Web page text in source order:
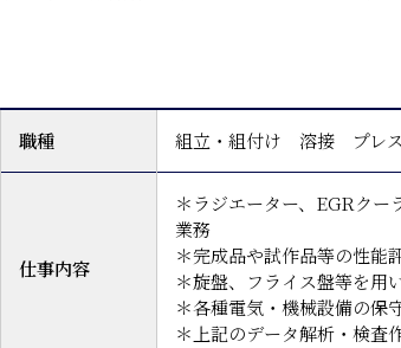
職種 組立・組付け 溶接 プレ
仕事内容
＊ラジエーター、EGRクー
業務
＊完成品や試作品等の性能
＊旋盤、フライス盤等を用
＊各種電気・機械設備の保
＊上記のデータ解析・検査